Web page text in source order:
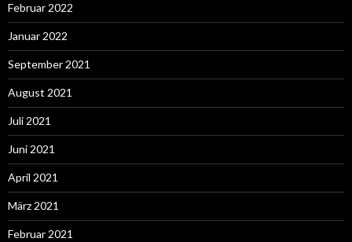
Februar 2022
Januar 2022
September 2021
August 2021
Juli 2021
Juni 2021
April 2021
März 2021
Februar 2021